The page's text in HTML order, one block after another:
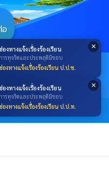
✕
องทางแจ้งเรื่องร้องเรียน
การทุจริตและประพฤติมิชอบ
องทางแจ้งเรื่องร้องเรียน ป.ป.ช.
✕
องทางแจ้งเรื่องร้องเรียน
การทุจริตและประพฤติมิชอบ
องทางแจ้งเรื่องร้องเรียน ป.ป.ท.
อ
searchค้นหา